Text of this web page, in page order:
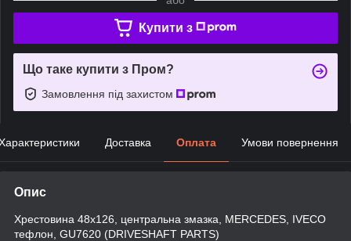
Купити з
Що таке купити з Пром?
Замовлення під захистом
Доставка Оплата Умови повернення
Опис
Хрестовина 48x126, центральна змазка, MERCEDES, IVECO
тефлон, GU7620 (DRIVESHAFT PARTS)